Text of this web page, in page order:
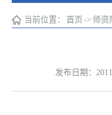
当前位置： 首页 -> 师资
发布日期：